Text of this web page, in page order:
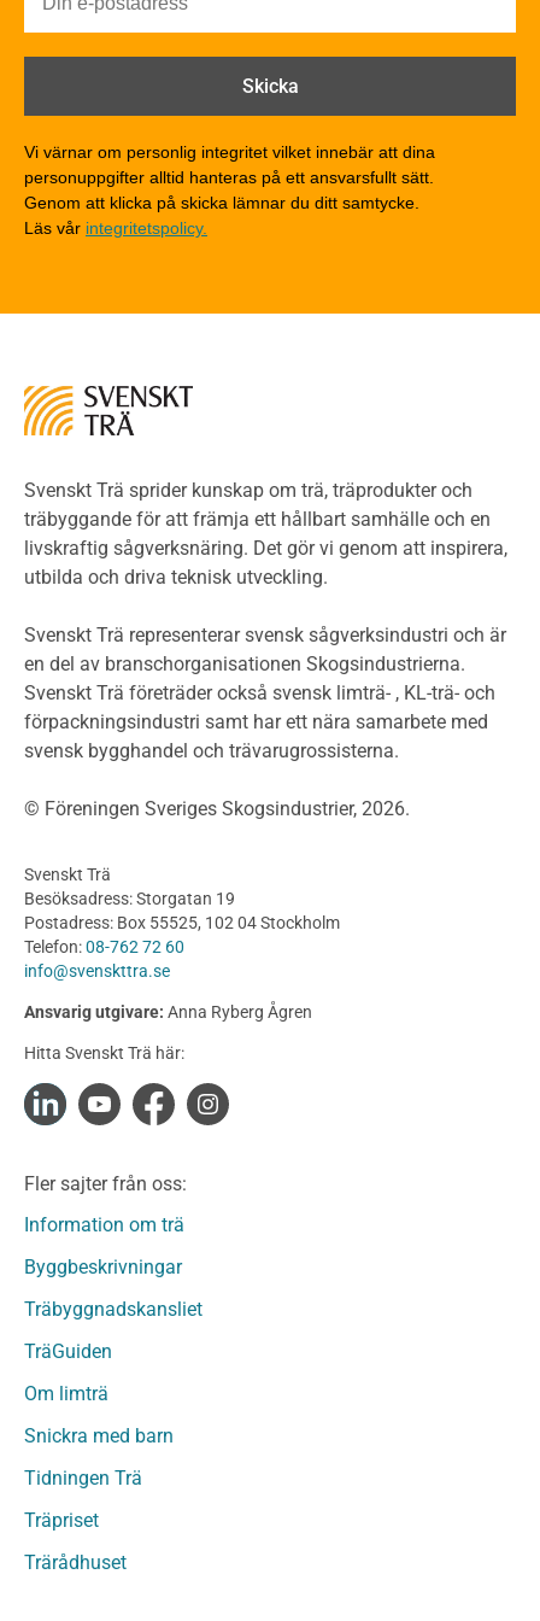
Brandförlopp i byggnader
Brandklasser för material och konstruktioner
Träkonstruktioners brandmotstånd
Detaljlösningar
Träytors brandegenskaper
Tekniska byten med sprinkler
Riskvärdering i flervåningsbostadshus
Miljöeffekter
LCA
Miljödeklarationer och märkning
Termer och förkortningar
Planering
Klimatkalkylator hallar
Projektering av trähus - generellt
Byggsystem
Fasadsystem i skivmaterial
Bullerskärmar och andra utomhuskonstruktioner
Byggnation och utförande
Utförande
Produkter
Konstruktionsvirke
Konstruktionsvirke Behandlat
Konstruktionsvirke Fingerskarvat
Konstruktionsvirke Fingerskarvat Obehandlat
Limträ
Fanerträ
Fanerträ Obehandlat
Träpanel och Utvändig beklädnad Behandlat
Träpanel och utvändig beklädnad Obehandlat
Trägolv
Sågat virke
Sågat virke Behandlat
Övriga träprodukter
Övrigt byggvirke
Vi värnar om personlig integritet vilket innebär att dina
personuppgifter alltid hanteras på ett ansvarsfullt sätt.
Genom att klicka på skicka lämnar du ditt samtycke.
Läs vår integritetspolicy.
Svenskt Trä sprider kunskap om trä, träprodukter och
träbyggande för att främja ett hållbart samhälle och en
livskraftig sågverksnäring. Det gör vi genom att inspirera,
utbilda och driva teknisk utveckling.
Svenskt Trä representerar svensk sågverksindustri och är
en del av branschorganisationen Skogsindustrierna.
Svenskt Trä företräder också svensk limträ- , KL-trä- och
förpackningsindustri samt har ett nära samarbete med
svensk bygghandel och trävarugrossisterna.
© Föreningen Sveriges Skogsindustrier, 2026.
Svenskt Trä
Besöksadress: Storgatan 19
Postadress: Box 55525, 102 04 Stockholm
Telefon:08-762 72 60
info@svenskttra.se
Ansvarig utgivare: Anna Ryberg Ågren
Hitta Svenskt Trä här:
Fler sajter från oss:
Information om trä
Byggbeskrivningar
Träbyggnadskansliet
TräGuiden
Om limträ
Snickra med barn
Tidningen Trä
Träpriset
Trärådhuset